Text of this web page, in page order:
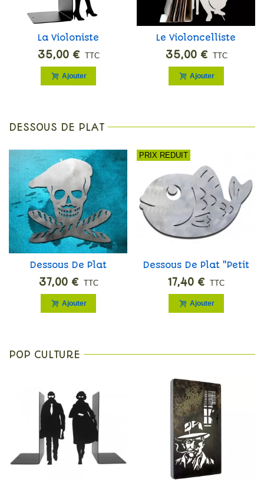
La Violoniste
35,00 € TTC
Ajouter
Le Violoncelliste
35,00 € TTC
Ajouter
DESSOUS DE PLAT
Dessous De Plat
French Pirate
37,00 € TTC
Ajouter
PRIX REDUIT
Dessous De Plat "Petit
Poisson" Avec Défaut
17,40 € TTC
Ajouter
POP CULTURE